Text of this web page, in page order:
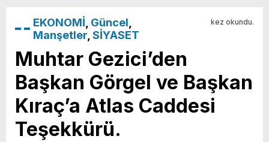
EKONOMİ Güncel
Manşetler SİYASET
kez okundu.
Muhtar Gezici’den
Başkan Görgel ve Başkan
Kıraç’a Atlas Caddesi
Teşekkürü.